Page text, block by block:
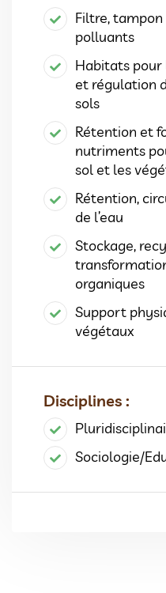
Filtre,
polluants
Habitats pour
et régulation
sols
Rétention et
nutriments
sol et les
Rétention,
de l’eau
Stockage,
organiques
Support
végétaux
Disciplines :
Sociologie/